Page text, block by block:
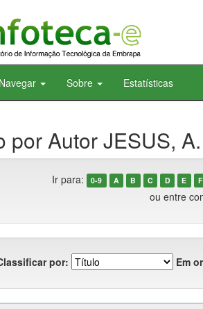
Navegar Sobre Estatísticas
por Autor JESUS,
Ir para: 0-9 A B C D E F
ou entre
por: Em